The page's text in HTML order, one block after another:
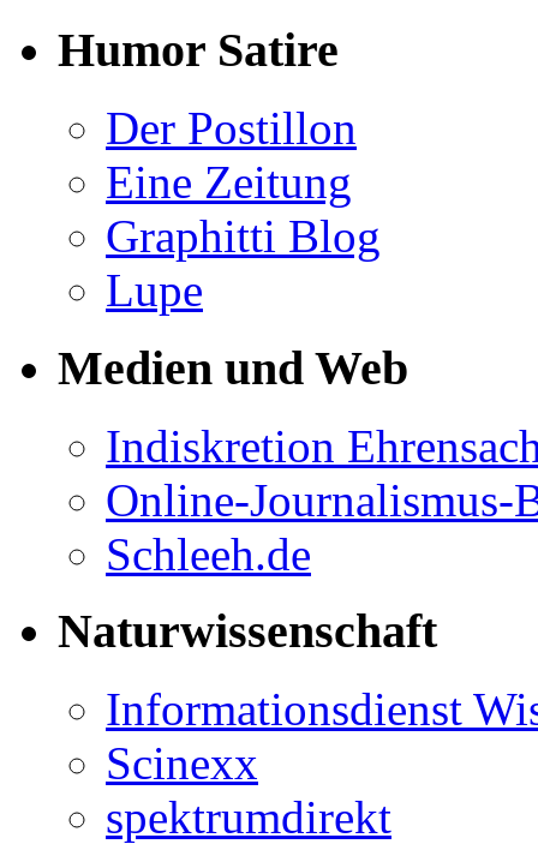
Humor Satire
Der Postillon
Eine Zeitung
Graphitti Blog
Lupe
Medien und Web
Indiskretion
Online-Journalismus-
Schleeh.de
Naturwissenschaft
Informationsdienst
Scinexx
spektrumdirekt